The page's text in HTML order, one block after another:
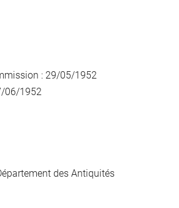
: 29/05/1952
06/1952
des Antiquités